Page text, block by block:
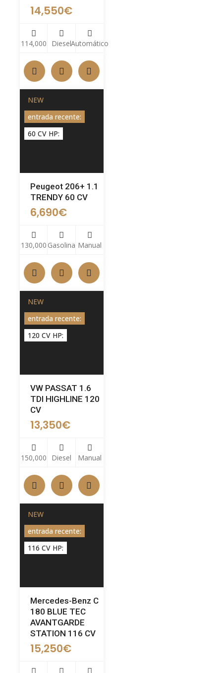
14,550€
114,000 DieselAutomático
NEW
entrada recente:
60 CV HP:
Peugeot 206+ 1.1
TRENDY 60 CV
6,690€
130,000 Gasolina Manual
NEW
entrada recente:
120 CV HP:
VW PASSAT 1.6
TDI HIGHLINE 120
CV
13,350€
150,000 Diesel Manual
NEW
entrada recente:
116 CV HP:
Mercedes-Benz C
180 BLUE TEC
AVANTGARDE
STATION 116 CV
15,250€